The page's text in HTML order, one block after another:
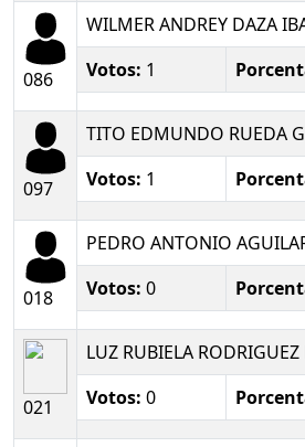
086
WILMER ANDREY DAZA
Votos: 1
097
TITO EDMUNDO RUEDA
Votos: 1
018
PEDRO ANTONIO
Votos: 0
021
LUZ RUBIELA RODRIGUEZ
Votos: 0